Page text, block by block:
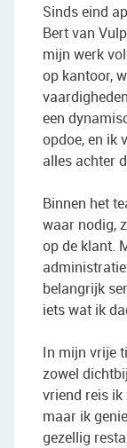
Sinds eind
Bert van
mijn werk
op kantoor,
een
opdoe, en ik
alles achter
Binnen het
waar nodig,
op de klant.
belangrijk
iets wat ik
In mijn vrije
zowel
vriend reis ik
maar ik
gezellig